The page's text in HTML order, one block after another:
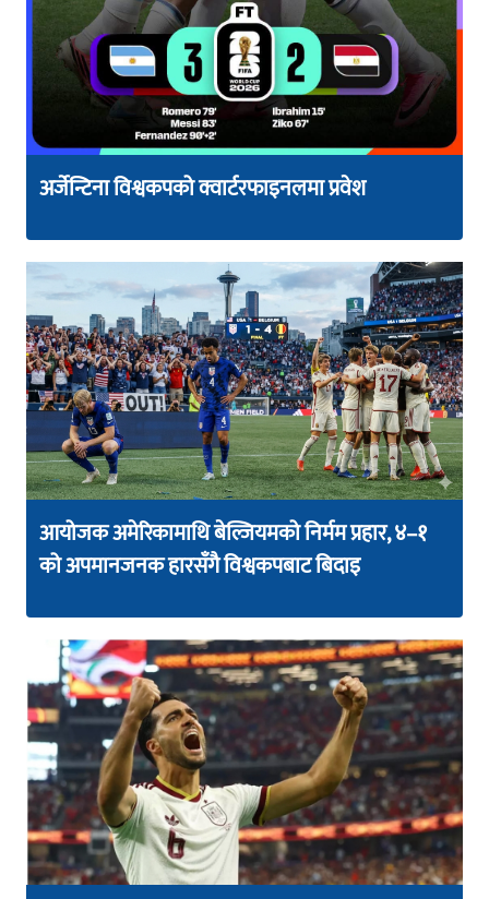
अर्जेन्टिना विश्वकपको क्वार्टरफाइनलमा प्रवेश
आयोजक अमेरिकामाथि बेल्जियमको निर्मम प्रहार, ४–१
को अपमानजनक हारसँगै विश्वकपबाट बिदाइ